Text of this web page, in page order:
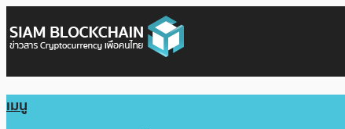
เมนู